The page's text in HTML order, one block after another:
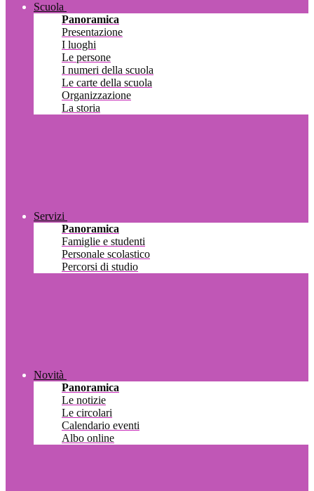
Scuola
Panoramica
Presentazione
I luoghi
Le persone
I numeri della scuola
Le carte della scuola
Organizzazione
La storia
Servizi
Panoramica
Famiglie e studenti
Personale scolastico
Percorsi di studio
Novità
Panoramica
Le notizie
Le circolari
Calendario eventi
Albo online